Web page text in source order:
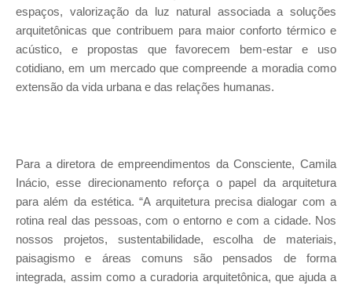
espaços, valorização da luz natural associada a soluções
arquitetônicas que contribuem para maior conforto térmico e
acústico, e propostas que favorecem bem-estar e uso
cotidiano, em um mercado que compreende a moradia como
extensão da vida urbana e das relações humanas.
Para a diretora de empreendimentos da Consciente, Camila
Inácio, esse direcionamento reforça o papel da arquitetura
para além da estética. “A arquitetura precisa dialogar com a
rotina real das pessoas, com o entorno e com a cidade. Nos
nossos projetos, sustentabilidade, escolha de materiais,
paisagismo e áreas comuns são pensados de forma
integrada, assim como a curadoria arquitetônica, que ajuda a